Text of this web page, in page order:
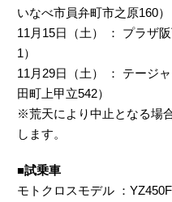
いなべ市員弁町市之原160）
11月15日（土） ： プラザ
1）
11月29日（土） ： テージ
田町上甲立542）
※荒天により中止となる場
します。
■試乗車
モトクロスモデル ：